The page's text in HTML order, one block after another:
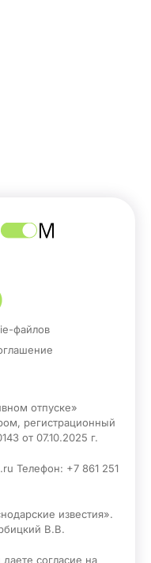
файлов
отпуске»
регистрационный
от 07.10.2025 г.
Телефон: +7 861 251
известия».
В.В.
согласие на